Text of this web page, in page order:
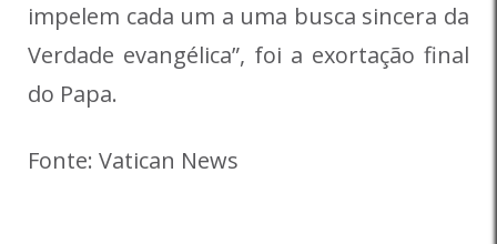
impelem cada um a uma busca sincera da
Verdade evangélica”, foi a exortação final
do Papa.
Fonte: Vatican News